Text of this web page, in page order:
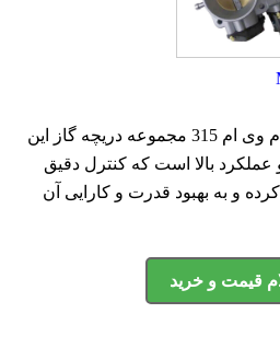
مجموعه دريچه گاز (تراتل) ام وی ام 315 مجموعه دریچه گاز این
عملکرد بالا است که کنترل دقیق
و به بهبود قدرت و کارایی آن
قیمت و خرید